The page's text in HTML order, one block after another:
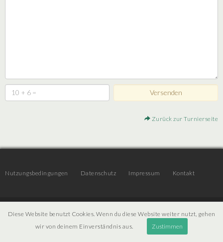
Zurück zur Turnierseite
Nutzungsbedingungen Datenschutz Impressum Kontakt
Diese Website benutzt Cookies. Wenn du diese Website weiter nutzt, gehen
wir von deinem Einverständnis aus.
Zustimmen